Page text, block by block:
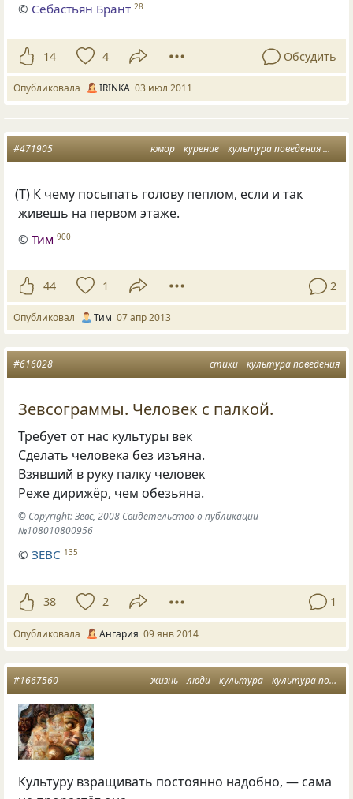
© Себастьян Брант 28
14 4 Обсудить
Опубликовала IRINKA 03 июл 2011
юмор курение культура поведения
#471905
(Т) К чему посыпать голову пеплом, если и так
живешь на первом этаже.
©Тим 900
44 1 2
Опубликовал Тим 07 апр 2013
стихи культура поведения
#616028
Зевсограммы. Человек с палкой.
Требует от нас культуры век
Сделать человека без изъяна.
Взявший в руку палку человек
Реже дирижёр, чем обезьяна.
© Copyright: Зевс, 2008 Свидетельство о публикации
№108010800956
©ЗЕВС 135
38 2 1
Опубликовала Ангария 09 янв 2014
жизнь люди культура культура поведения
#1667560
Культуру взращивать постоянно надобно, — сама